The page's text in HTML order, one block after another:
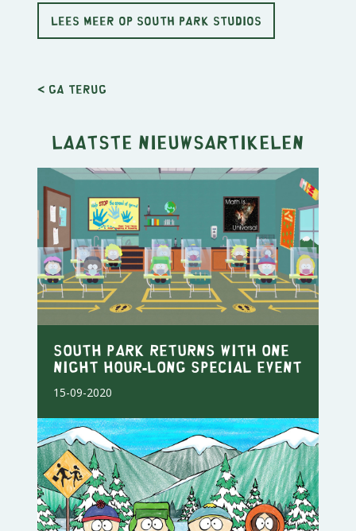
LEES MEER OP SOUTH PARK STUDIOS
< Ga terug
Laatste nieuwsartikelen
SOUTH PARK RETURNS WITH ONE
NIGHT HOUR-LONG SPECIAL EVENT
15-09-2020